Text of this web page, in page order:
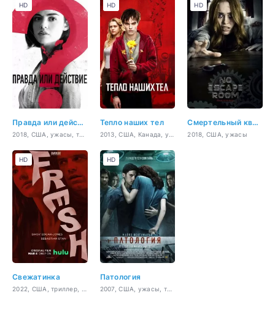
Правда или действие
HD
Тепло наших тел
HD
Смертельный квест
2018, США, ужасы
HD
Свежатинка
HD
Патология
2007, США, ужасы, триллер, криминал
HD